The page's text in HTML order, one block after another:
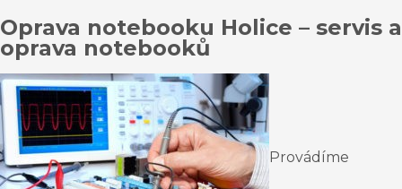
Oprava notebooku Holice – servis a
oprava notebooků
Provádíme